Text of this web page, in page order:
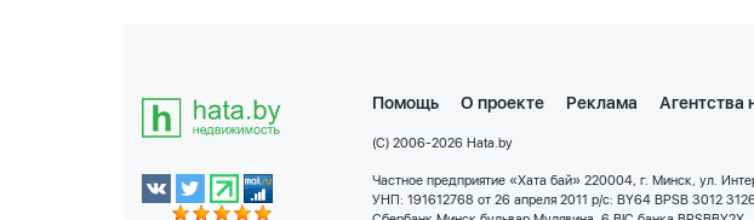
Помощь О проекте Реклама Агентства
(C) 2006-2026 Hata.by
Частное предприятие «Хата бай» 220004, г. Минск, ул.
УНП: 191612768 от 26 апреля 2011 р/с: BY64 BPSB 3012